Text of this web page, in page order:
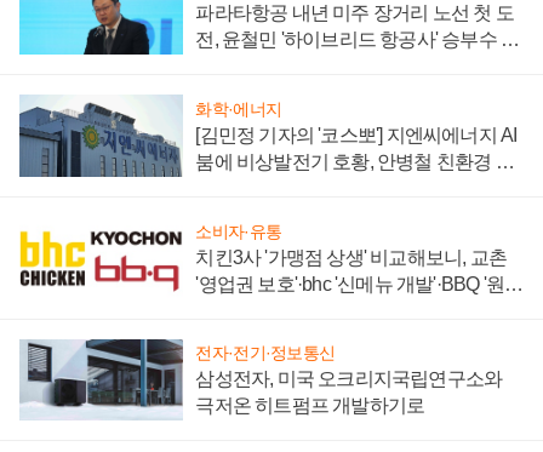
파라타항공 내년 미주 장거리 노선 첫 도
전, 윤철민 '하이브리드 항공사' 승부수 통
화학·에너지
[김민정 기자의 '코스뽀'] 지엔씨에너지 AI
붐에 비상발전기 호황, 안병철 친환경 에
소비자·유통
치킨3사 '가맹점 상생' 비교해보니, 교촌
'영업권 보호'·bhc '신메뉴 개발'·BBQ '원가
전자·전기·정보통신
삼성전자, 미국 오크리지국립연구소와
극저온 히트펌프 개발하기로